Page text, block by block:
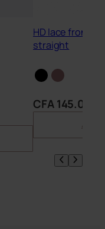
HD lace frontal
straight
CFA145.000